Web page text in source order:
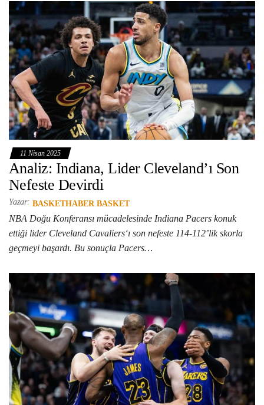
11 Nisan 2025
Analiz: Indiana, Lider Cleveland’ı Son
Nefeste Devirdi
Yazar: BASKETHABER BASKET
NBA Doğu Konferansı mücadelesinde Indiana Pacers konuk
ettiği lider Cleveland Cavaliers‘ı son nefeste 114-112’lik skorla
geçmeyi başardı. Bu sonuçla Pacers…